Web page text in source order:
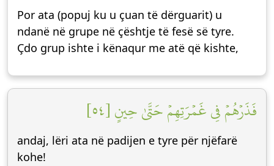
Por ata (popuj ku u çuan të dërguarit) u
ndanë në grupe në çështje të fesë së tyre.
Çdo grup ishte i kënaqur me atë që kishte,
فَذَرۡهُمۡ فِي غَمۡرَتِهِمۡ حَتَّىٰ حِينٍ [٥٤]
andaj, lëri ata në padijen e tyre për njëfarë
kohe!